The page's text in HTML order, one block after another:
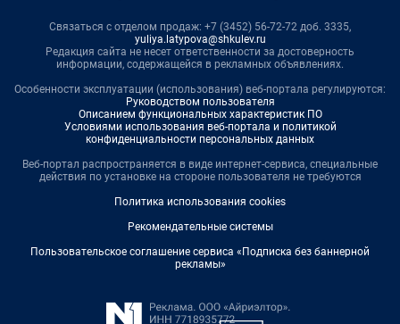
Связаться с отделом продаж: +7 (3452) 56-72-72 доб. 3335,
yuliya.latypova@shkulev.ru
Редакция сайта не несет ответственности за достоверность
информации, содержащейся в рекламных объявлениях.
Особенности эксплуатации (использования) веб-портала регулируются:
Руководством пользователя
Описанием функциональных характеристик ПО
Условиями использования веб-портала и политикой
конфиденциальности персональных данных
Веб-портал распространяется в виде интернет-сервиса, специальные
действия по установке на стороне пользователя не требуются
Политика использования cookies
Рекомендательные системы
Пользовательское соглашение сервиса «Подписка без баннерной
рекламы»